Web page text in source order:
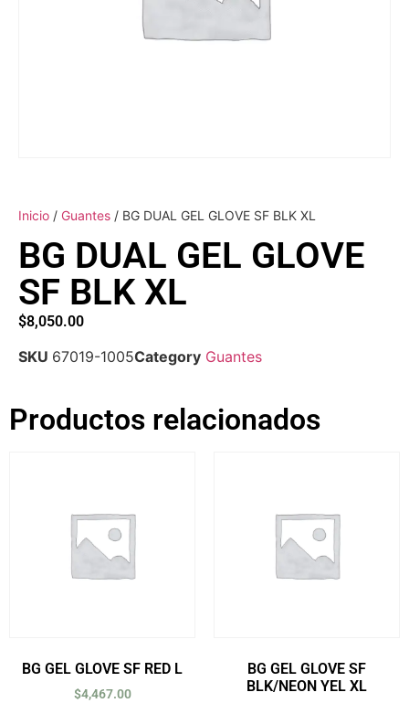
Inicio / Guantes / BG DUAL GEL GLOVE SF BLK XL
BG DUAL GEL GLOVE
SF BLK XL
$8,050.00
SKU 67019-1005Category Guantes
Productos relacionados
BG GEL GLOVE SF RED L
$4,467.00
BG GEL GLOVE SF
BLK/NEON YEL XL